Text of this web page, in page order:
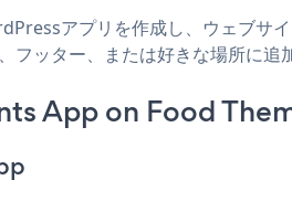
アプリを作成し、ウェブサ
ッター、または好きな場所に追加
App on Food